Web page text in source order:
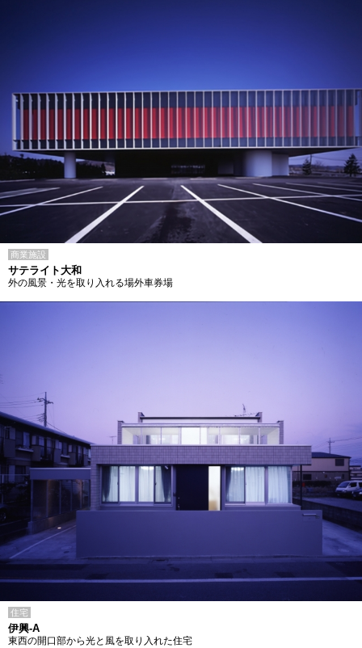
商業施設
サテライト大和
外の風景・光を取り入れる場外車券場
住宅
伊興-A
東西の開口部から光と風を取り入れた住宅